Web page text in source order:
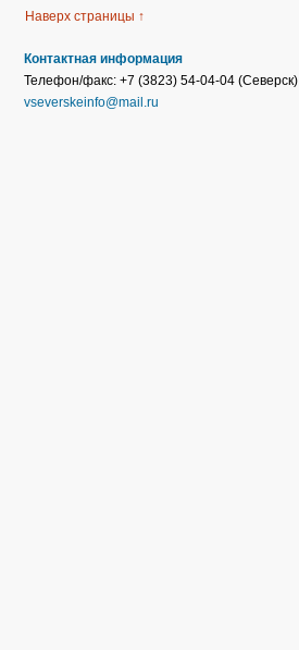
Наверх страницы ↑
Контактная информация
Телефон/факс: +7 (3823) 54-04-04 (Северск)
vseverskeinfo@mail.ru